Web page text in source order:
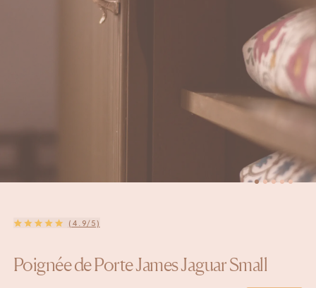
(4.9/5)
Poignée de Porte James Jaguar Small